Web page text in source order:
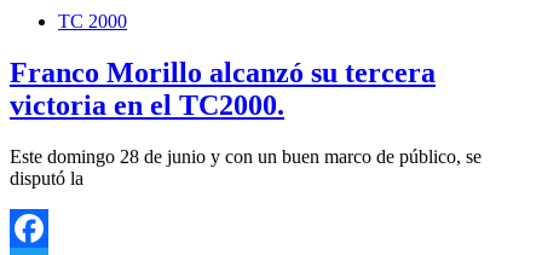
TC 2000
Franco Morillo alcanzó su tercera
victoria en el TC2000.
Este domingo 28 de junio y con un buen marco de público, se
disputó la